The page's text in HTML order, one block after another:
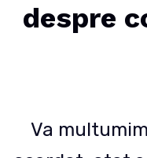
despre
Va